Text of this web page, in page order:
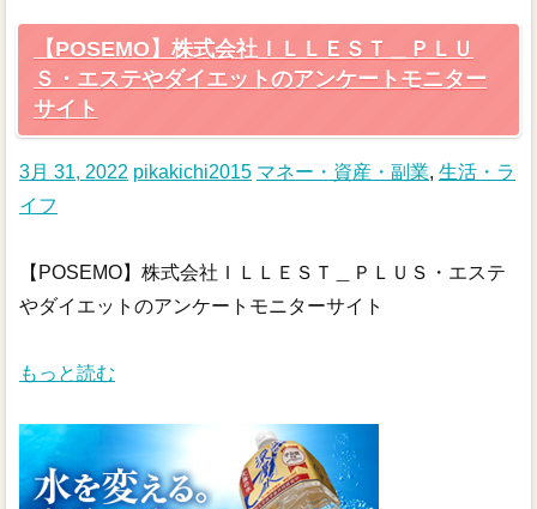
【POSEMO】株式会社ＩＬＬＥＳＴ＿ＰＬＵ
Ｓ・エステやダイエットのアンケートモニター
サイト
3月 31, 2022 pikakichi2015 マネー・資産・副業, 生活・ラ
イフ
【POSEMO】株式会社ＩＬＬＥＳＴ＿ＰＬＵＳ・エステ
やダイエットのアンケートモニターサイト
もっと読む